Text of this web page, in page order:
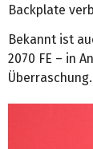
Backplate
Bekannt ist
2070 FE – in
Überraschung.